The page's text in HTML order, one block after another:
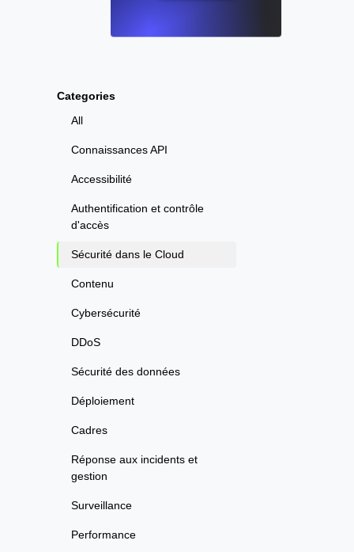
Categories
All
Connaissances API
Accessibilité
Authentification et contrôle
d'accès
Sécurité dans le Cloud
Contenu
Cybersécurité
DDoS
Sécurité des données
Déploiement
Cadres
Réponse aux incidents et
gestion
Surveillance
Performance